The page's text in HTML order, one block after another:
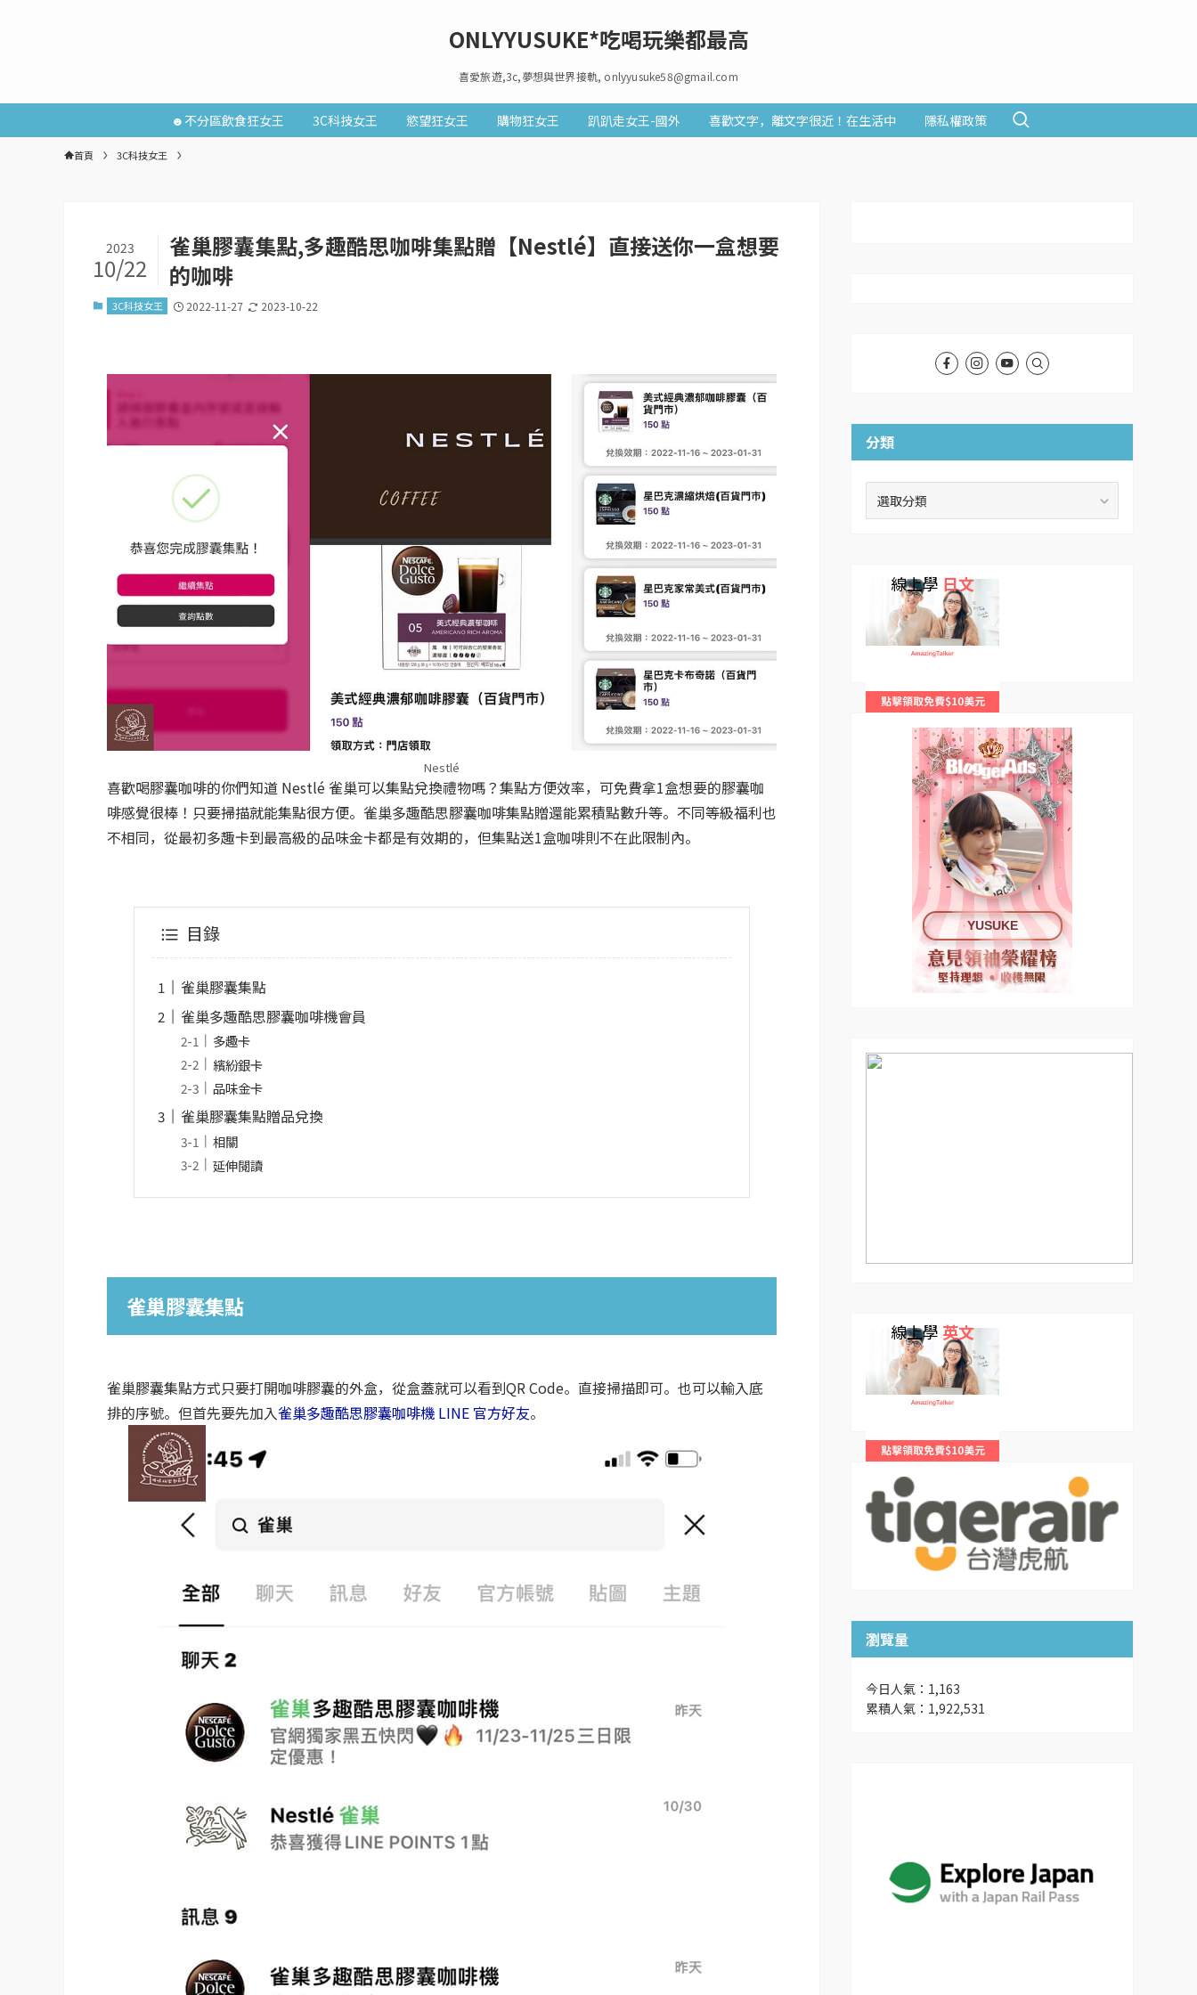
ONLYYUSUKE*吃喝玩樂都最高
喜愛旅遊,3c,夢想與世界接軌, onlyyusuke58@gmail.com
☻不分區飲食狂女王 3C科技女王 慾望狂女王 購物狂女王 趴趴走女王-國外 喜歡文字，離文字很近！在生活中 隱私權政策
首頁 3C科技女王
雀巢膠囊集點,多趣酷思咖啡集點贈【Nestlé】直接送你一盒想要
的咖啡
2023
10/22
3C科技女王 2022-11-27 2023-10-22
Nestlé
喜歡喝膠囊咖啡的你們知道 Nestlé 雀巢可以集點兌換禮物嗎？集點方便效率，可免費拿1盒想要的膠囊咖
啡感覺很棒！只要掃描就能集點很方便。雀巢多趣酷思膠囊咖啡集點贈還能累積點數升等。不同等級福利也
不相同，從最初多趣卡到最高級的品味金卡都是有效期的，但集點送1盒咖啡則不在此限制內。
目錄
雀巢膠囊集點
雀巢多趣酷思膠囊咖啡機會員
多趣卡
繽紛銀卡
品味金卡
雀巢膠囊集點贈品兌換
相關
延伸閱讀
雀巢膠囊集點
雀巢膠囊集點方式只要打開咖啡膠囊的外盒，從盒蓋就可以看到QR Code。直接掃描即可。也可以輸入底
排的序號。但首先要先加入雀巢多趣酷思膠囊咖啡機 LINE 官方好友。
分類
線上學 日文
YUSUKE
線上學 英文
瀏覽量
今日人氣：1,163
累積人氣：1,922,531